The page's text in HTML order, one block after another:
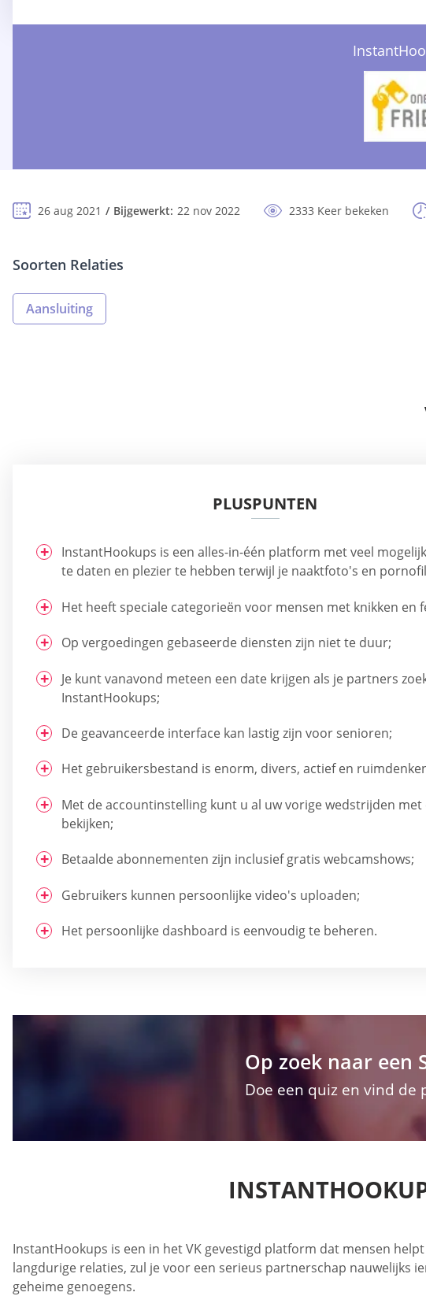
26 aug 2021 Bijgewerkt: 22 nov 2022 2333 Keer bekeken
Soorten Relaties
Aansluiting
PLUSPUNTEN
InstantHookups is een alles-in-één platform met veel
te daten en plezier te hebben terwijl je naaktfoto's en
Het heeft speciale categorieën voor mensen met knikken en
Op vergoedingen gebaseerde diensten zijn niet te duur;
Je kunt vanavond meteen een date krijgen als je partners
InstantHookups;
De geavanceerde interface kan lastig zijn voor senioren;
Het gebruikersbestand is enorm, divers, actief en
Met de accountinstelling kunt u al uw vorige wedstrijden met
bekijken;
Betaalde abonnementen zijn inclusief gratis webcamshows;
Gebruikers kunnen persoonlijke video's uploaden;
Het persoonlijke dashboard is eenvoudig te beheren.
Op zoek naar een
Doe een quiz en vind de
InstantHookups is een in het VK gevestigd platform dat mensen
langdurige relaties, zul je voor een serieus partnerschap nauwelijks
geheime genoegens.